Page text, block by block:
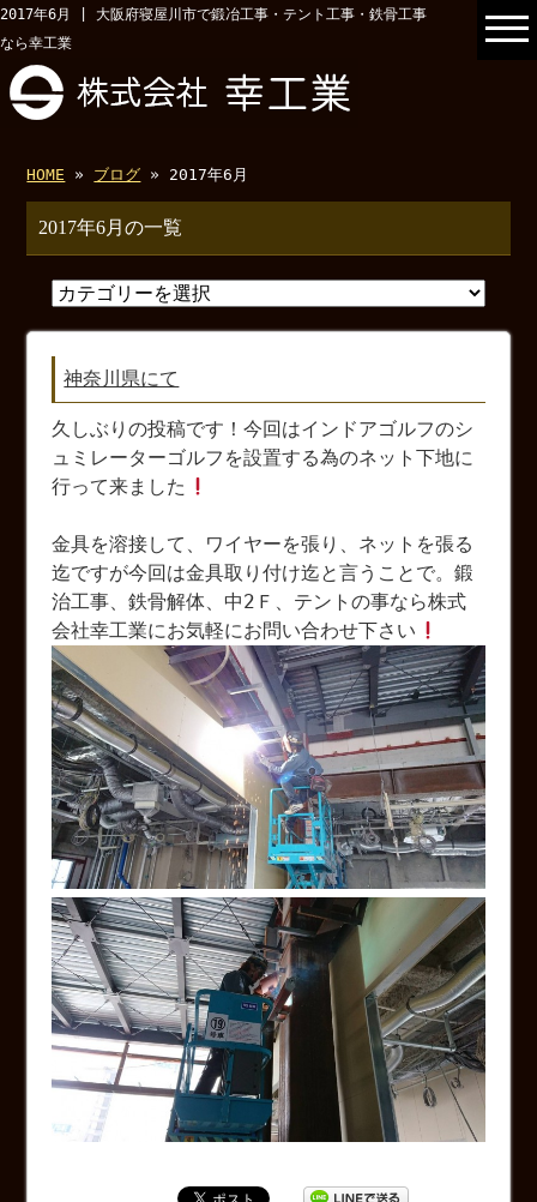
2017年6月 | 大阪府寝屋川市で鍛冶工事・テント工事・鉄骨工事
なら幸工業
HOME » ブログ » 2017年6月
2017年6月の一覧
神奈川県にて
久しぶりの投稿です！今回はインドアゴルフのシ
ュミレーターゴルフを設置する為のネット下地に
行って来ました
金具を溶接して、ワイヤーを張り、ネットを張る
迄ですが今回は金具取り付け迄と言うことで。鍛
治工事、鉄骨解体、中2Ｆ、テントの事なら株式
会社幸工業にお気軽にお問い合わせ下さい